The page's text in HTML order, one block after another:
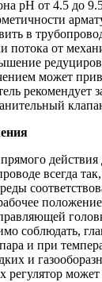
pH от 4.5 до
в
потока от
может
рекомендует
всегда
соблюдать,
и при
и
регулятор